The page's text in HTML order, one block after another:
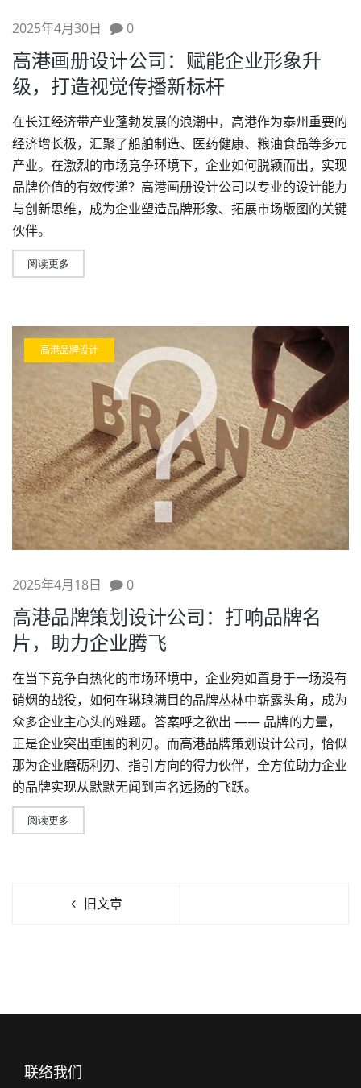
2025年4月30日 0
高港画册设计公司：赋能企业形象升
级，打造视觉传播新标杆
在长江经济带产业蓬勃发展的浪潮中，高港作为泰州重要的
经济增长极，汇聚了船舶制造、医药健康、粮油食品等多元
产业。在激烈的市场竞争环境下，企业如何脱颖而出，实现
品牌价值的有效传递？ 高港画册设计公司以专业的设计能力
与创新思维，成为企业塑造品牌形象、拓展市场版图的关键
伙伴。
阅读更多
高港品牌设计
2025年4月18日 0
高港品牌策划设计公司：打响品牌名
片，助力企业腾飞
在当下竞争白热化的市场环境中，企业宛如置身于一场没有
硝烟的战役，如何在琳琅满目的品牌丛林中崭露头角，成为
众多企业主心头的难题。答案呼之欲出 —— 品牌的力量，
正是企业突出重围的利刃。而高港品牌策划设计公司，恰似
那为企业磨砺利刃、指引方向的得力伙伴，全方位助力企业
的品牌实现从默默无闻到声名远扬的飞跃。
阅读更多
旧文章
联络我们